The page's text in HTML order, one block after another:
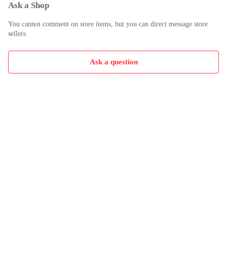
Ask a Shop
You cannot comment on store items, but you can direct message store
sellers
Ask a question